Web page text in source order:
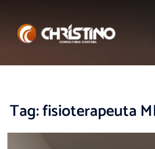
Tag:fisioterapeuta